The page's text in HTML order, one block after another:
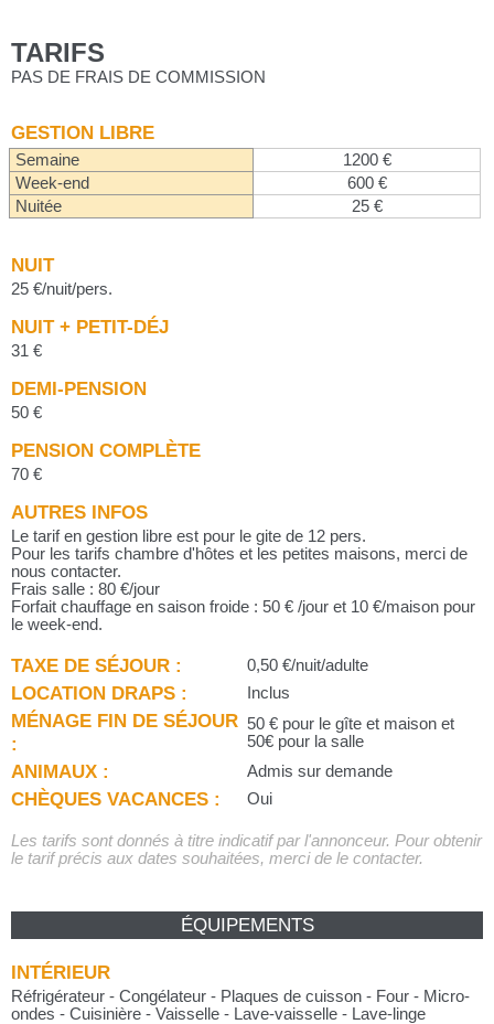
TARIFS
PAS DE FRAIS DE COMMISSION
GESTION LIBRE
Semaine
1200 €
Week-end
600 €
Nuitée
25 €
NUIT
25 €/nuit/pers.
NUIT + PETIT-DÉJ
31 €
DEMI-PENSION
50 €
PENSION COMPLÈTE
70 €
AUTRES INFOS
Le tarif en gestion libre est pour le gite de 12 pers.
Pour les tarifs chambre d'hôtes et les petites maisons, merci de
nous contacter.
Frais salle : 80 €/jour
Forfait chauffage en saison froide : 50 € /jour et 10 €/maison pour
le week-end.
TAXE DE SÉJOUR : 0,50 €/nuit/adulte
LOCATION DRAPS : Inclus
MÉNAGE FIN DE SÉJOUR
:
50 € pour le gîte et maison et
50€ pour la salle
ANIMAUX : Admis sur demande
CHÈQUES VACANCES : Oui
Les tarifs sont donnés à titre indicatif par l'annonceur. Pour obtenir
le tarif précis aux dates souhaitées, merci de le contacter.
ÉQUIPEMENTS
INTÉRIEUR
Réfrigérateur - Congélateur - Plaques de cuisson - Four - Micro-
ondes - Cuisinière - Vaisselle - Lave-vaisselle - Lave-linge